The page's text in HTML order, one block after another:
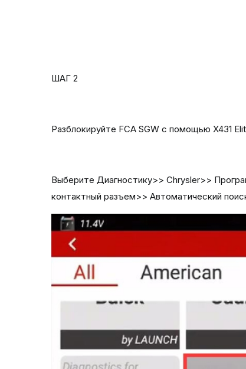
ШАГ 2
Разблокируйте FCA SGW с помощью X431
Выберите Диагностику>> Chrysler>>
контактный разъем>> Автоматический